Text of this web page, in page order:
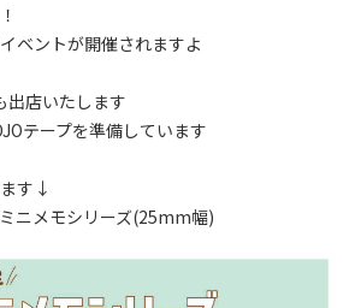
ベントが開催されますよ
出店いたします
テープを準備しています
す↓
ニメモシリーズ(25mm幅)